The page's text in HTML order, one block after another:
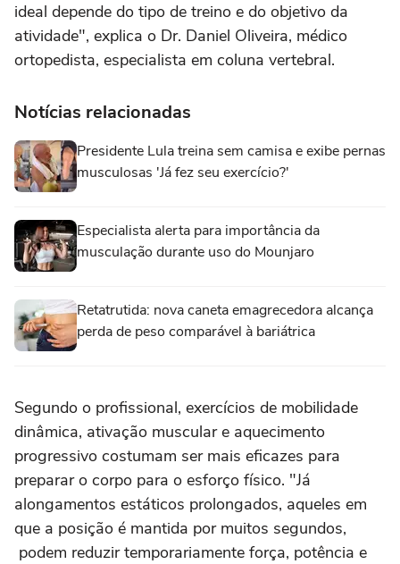
ideal depende do tipo de treino e do objetivo da
atividade", explica o Dr. Daniel Oliveira, médico
ortopedista, especialista em coluna vertebral.
Notícias relacionadas
Presidente Lula treina sem camisa e exibe pernas
musculosas 'Já fez seu exercício?'
Especialista alerta para importância da
musculação durante uso do Mounjaro
Retatrutida: nova caneta emagrecedora alcança
perda de peso comparável à bariátrica
Segundo o profissional, exercícios de mobilidade
dinâmica, ativação muscular e aquecimento
progressivo costumam ser mais eficazes para
preparar o corpo para o esforço físico. "Já
alongamentos estáticos prolongados, aqueles em
que a posição é mantida por muitos segundos,
podem reduzir temporariamente força, potência e